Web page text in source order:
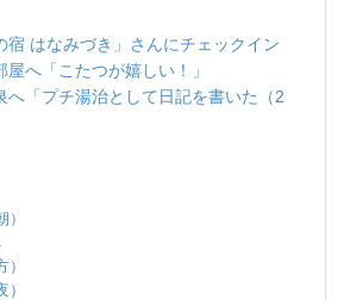
宿 はなみづき」さんにチェックイン
へ「こたつが嬉しい！」
へ「プチ湯治として日記を書いた（2